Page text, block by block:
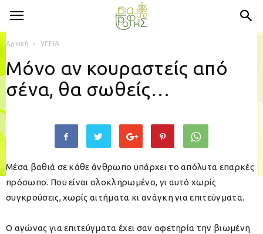
Αρχική ΥΓΕΙΑ
Μόνο αν κουραστείς από
σένα, θα σωθείς…
Μέσα βαθιά σε κάθε άνθρωπο υπάρχει το απόλυτα επαρκές
πρόσωπο. Που είναι ολοκληρωμένο, γι αυτό χωρίς
συγκρούσεις, χωρίς αιτήματα κι ανάγκη για επιτεύγματα.
Ο αγώνας για επιτεύγματα έχει σαν αφετηρία την βιωμένη